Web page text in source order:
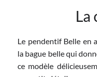
La
Le pendentif Belle en
la bague belle qui
ce modèle